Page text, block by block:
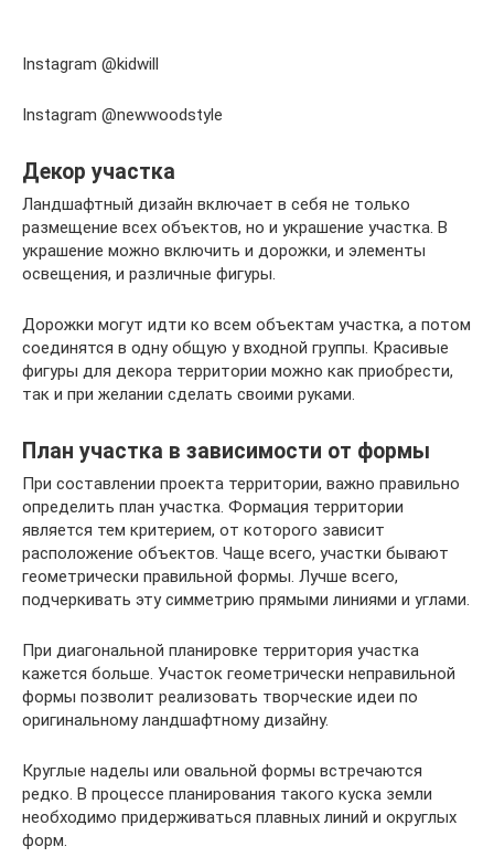
Instagram @kidwill
Instagram @newwoodstyle
Декор участка
Ландшафтный дизайн включает в себя не только
размещение всех объектов, но и украшение участка. В
украшение можно включить и дорожки, и элементы
освещения, и различные фигуры.
Дорожки могут идти ко всем объектам участка, а потом
соединятся в одну общую у входной группы. Красивые
фигуры для декора территории можно как приобрести,
так и при желании сделать своими руками.
План участка в зависимости от формы
При составлении проекта территории, важно правильно
определить план участка. Формация территории
является тем критерием, от которого зависит
расположение объектов. Чаще всего, участки бывают
геометрически правильной формы. Лучше всего,
подчеркивать эту симметрию прямыми линиями и углами.
При диагональной планировке территория участка
кажется больше. Участок геометрически неправильной
формы позволит реализовать творческие идеи по
оригинальному ландшафтному дизайну.
Круглые наделы или овальной формы встречаются
редко. В процессе планирования такого куска земли
необходимо придерживаться плавных линий и округлых
форм.